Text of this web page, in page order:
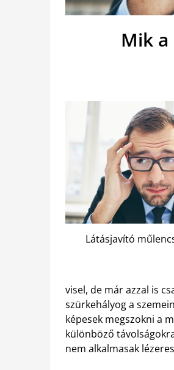
Mik
Látásjavító
visel, de már azzal is
szürkehályog a
képesek megszokni a
különböző
nem alkalmasak